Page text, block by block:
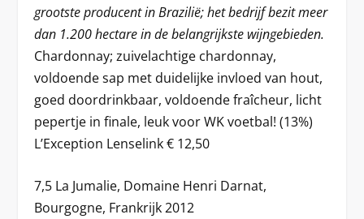
grootste producent in Brazilië; het bedrijf bezit meer
dan 1.200 hectare in de belangrijkste wijngebieden.
Chardonnay; zuivelachtige chardonnay,
voldoende sap met duidelijke invloed van hout,
goed doordrinkbaar, voldoende fraîcheur, licht
pepertje in finale, leuk voor WK voetbal! (13%)
L’Exception Lenselink € 12,50
7,5 La Jumalie, Domaine Henri Darnat,
Bourgogne, Frankrijk 2012